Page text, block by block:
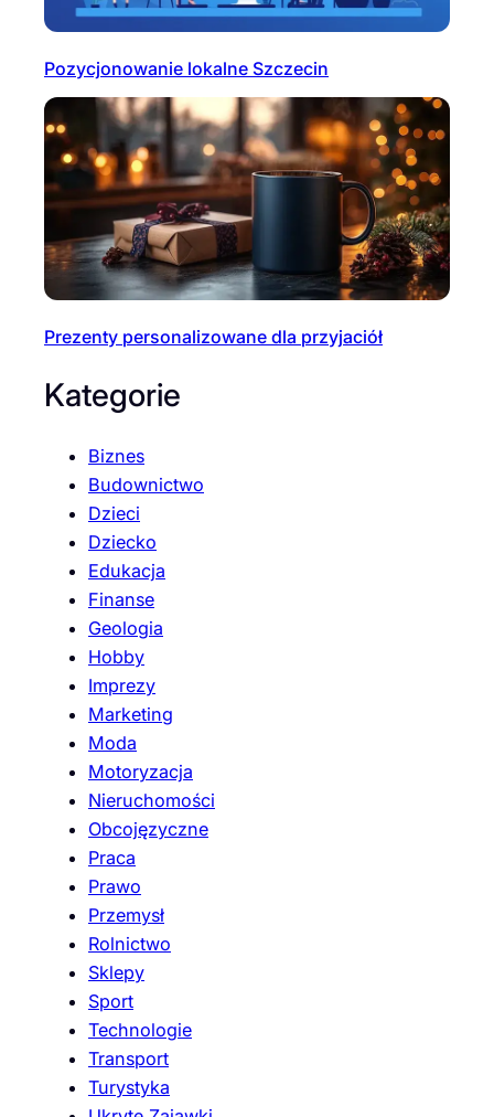
Pozycjonowanie lokalne Szczecin
Prezenty personalizowane dla przyjaciół
Kategorie
Biznes
Budownictwo
Dzieci
Dziecko
Edukacja
Finanse
Geologia
Hobby
Imprezy
Marketing
Moda
Motoryzacja
Nieruchomości
Obcojęzyczne
Praca
Prawo
Przemysł
Rolnictwo
Sklepy
Sport
Technologie
Transport
Turystyka